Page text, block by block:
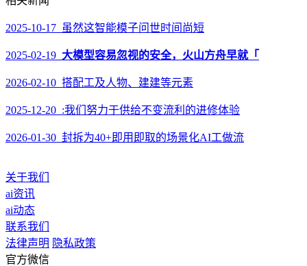
2025-10-17 虽然这智能模子问世时间尚短
2025-02-19 大模型容易忽视的安全，火山方舟早就「
2026-02-10 搭配工及人物、建建等元素
2025-12-20 :我们努力于供给不变流利的进修体验
2026-01-30 封拆为40+即用即取的场景化AI工做流
关于我们
ai资讯
ai动态
联系我们
法律声明 隐私政策
官方微信